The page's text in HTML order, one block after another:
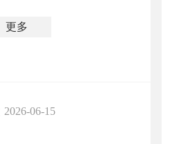
更多
2026-06-15